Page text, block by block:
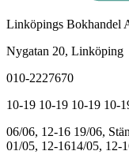
Linköpings Bokhandel
Nygatan 20, Linköping
010-2227670
10-19 10-19 10-19 10-
06/06, 12-16 19/06,
01/05, 12-1614/05, 12-